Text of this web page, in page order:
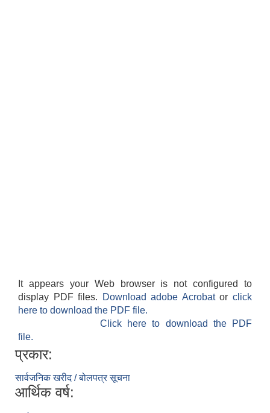
It appears your Web browser is not configured to
display PDF files.
Download adobe Acrobatorclick
here to download the PDF file.
Click here to download the PDF
file.
प्रकार:
सार्वजनिक खरीद / बोलपत्र सूचना
आर्थिक वर्ष: